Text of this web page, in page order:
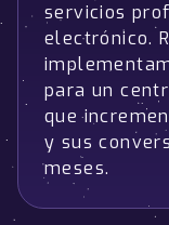
servicios
electrónico.
para un
que
y sus
meses.